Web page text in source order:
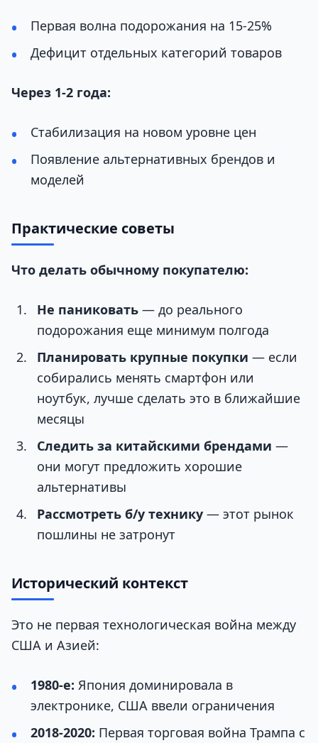
Первая волна подорожания на 15-25%
Дефицит отдельных категорий товаров
Через 1-2 года:
Стабилизация на новом уровне цен
Появление альтернативных брендов и
моделей
Практические советы
Что делать обычному покупателю:
Не паниковать — до реального
подорожания еще минимум полгода
Планировать крупные покупки — если
собирались менять смартфон или
ноутбук, лучше сделать это в ближайшие
месяцы
Следить за китайскими брендами —
они могут предложить хорошие
альтернативы
Рассмотреть б/у технику — этот рынок
пошлины не затронут
Исторический контекст
Это не первая технологическая война между
США и Азией:
1980-е: Япония доминировала в
электронике, США ввели ограничения
2018-2020: Первая торговая война Трампа с